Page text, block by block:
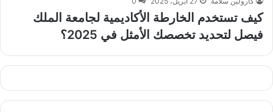
كيف تستخدم الخارطة الأكاديمية لجامعة الملك
فيصل لتحديد تخصصك الأمثل في 2025؟